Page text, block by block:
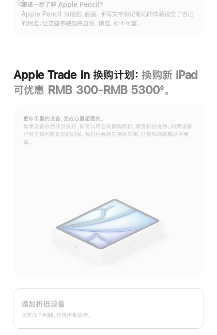
想进一步了解 Apple Pencil？
Apple Pencil 为绘图、画画、手写文字和记笔记的体验设立了自己
的标准：让这些事做起来直观、精准、妙不可言。
展
开
Apple Trade In 换购计划： 换购新 iPad
可优惠 RMB 300-RMB 5300◊ 。
把你手里的设备，变成心里想要的。
如果设备依然状况良好，你可以用它来换购新机，享受折抵优惠。如果设备
已到了该回收处理的时候，我们也会将它物尽其用，让你和地球都从中受
益。
Apple
Trade
换
添加折抵设备
回答几个问题，获得折抵估价。